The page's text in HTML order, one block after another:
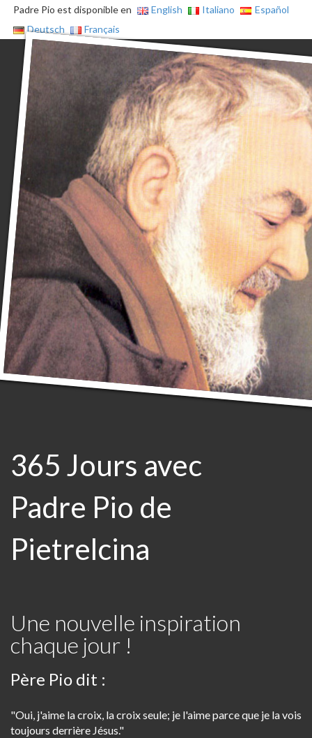
Padre Pio est disponible en English Italiano
Español
Deutsch
Français
365 Jours avec
Padre Pio de
Pietrelcina
Une nouvelle inspiration
chaque jour !
Père Pio dit :
"Oui, j'aime la croix, la croix seule; je l'aime parce que je la vois
toujours derrière Jésus."